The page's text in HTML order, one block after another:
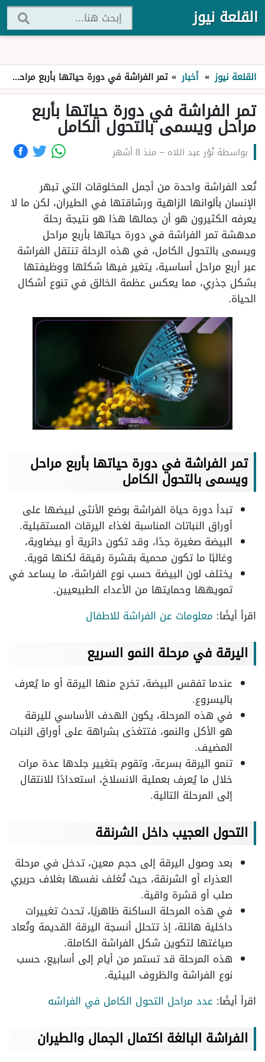
القلعة نيوز
القلعة نيوز » أخبار » تمر الفراشة في دورة حياتها بأربع مراحل ويسمى بالتحول الكامل
تمر الفراشة في دورة حياتها بأربع
مراحل ويسمى بالتحول الكامل
بواسطة نُوْر عبد اللاه– منذ 8 أشهر
تُعد الفراشة واحدة من أجمل المخلوقات التي تبهر
الإنسان بألوانها الزاهية ورشاقتها في الطيران، لكن ما لا
يعرفه الكثيرون هو أن جمالها هذا هو نتيجة رحلة
مدهشة تمر الفراشة في دورة حياتها بأربع مراحل
ويسمى بالتحول الكامل، في هذه الرحلة تنتقل الفراشة
عبر أربع مراحل أساسية، يتغير فيها شكلها ووظيفتها
بشكل جذري، مما يعكس عظمة الخالق في تنوع أشكال
الحياة.
تمر الفراشة في دورة حياتها بأربع مراحل
ويسمى بالتحول الكامل
تبدأ دورة حياة الفراشة بوضع الأنثى لبيضها على
أوراق النباتات المناسبة لغذاء اليرقات المستقبلية.
البيضة صغيرة جدًا، وقد تكون دائرية أو بيضاوية،
وغالبًا ما تكون محمية بقشرة رقيقة لكنها قوية.
يختلف لون البيضة حسب نوع الفراشة، ما يساعد في
تمويهها وحمايتها من الأعداء الطبيعيين.
اقرأ أيضًا: معلومات عن الفراشة للاطفال
اليرقة في مرحلة النمو السريع
عندما تفقس البيضة، تخرج منها اليرقة أو ما يُعرف
باليسروع.
في هذه المرحلة، يكون الهدف الأساسي لليرقة
هو الأكل والنمو، فتتغذى بشراهة على أوراق النبات
المضيف.
تنمو اليرقة بسرعة، وتقوم بتغيير جلدها عدة مرات
خلال ما يُعرف بعملية الانسلاخ، استعدادًا للانتقال
إلى المرحلة التالية.
التحول العجيب داخل الشرنقة
بعد وصول اليرقة إلى حجم معين، تدخل في مرحلة
العذراء أو الشرنقة، حيث تُغلف نفسها بغلاف حريري
صلب أو قشرة واقية.
في هذه المرحلة الساكنة ظاهريًا، تحدث تغييرات
داخلية هائلة، إذ تتحلل أنسجة اليرقة القديمة وتُعاد
صياغتها لتكوين شكل الفراشة الكاملة.
هذه المرحلة قد تستمر من أيام إلى أسابيع، حسب
نوع الفراشة والظروف البيئية.
اقرأ أيضًا: عدد مراحل التحول الكامل في الفراشه
الفراشة البالغة اكتمال الجمال والطيران